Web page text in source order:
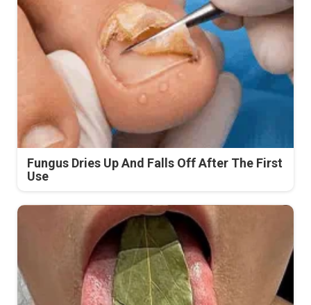
Fungus Dries Up And Falls Off After The First
Use